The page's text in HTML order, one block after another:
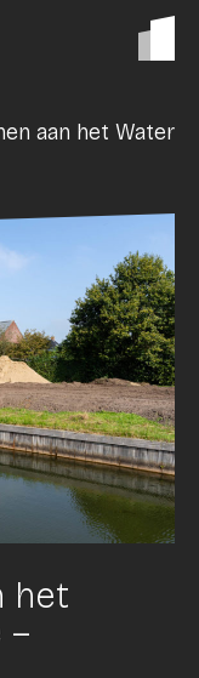
aan het Water
het
–